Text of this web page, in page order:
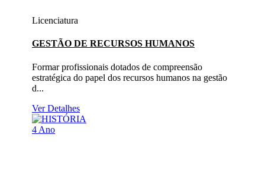
Licenciatura
GESTÃO DE RECURSOS HUMANOS
Formar profissionais dotados de compreensão
estratégica do papel dos recursos humanos na gestão
d...
Ver Detalhes
4 Ano